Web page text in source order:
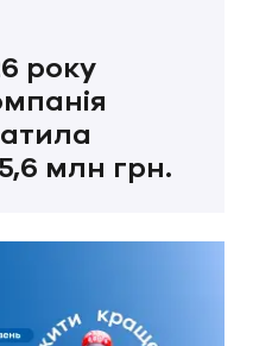
року
млн грн.